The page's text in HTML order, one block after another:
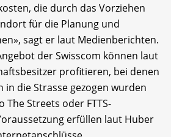
die durch das Vorziehen
für die Planung und
sagt er laut Medienberichten.
der Swisscom können laut
profitieren, bei denen
in die Strasse gezogen wurden
The Streets oder FTTS-
erfüllen laut Huber